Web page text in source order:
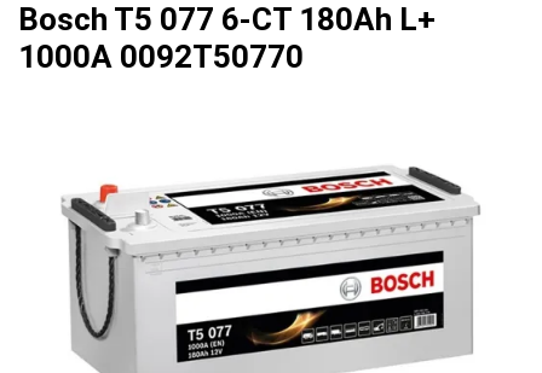
Bosch T5 077 6-СТ 180Ah L+
1000A 0092T50770